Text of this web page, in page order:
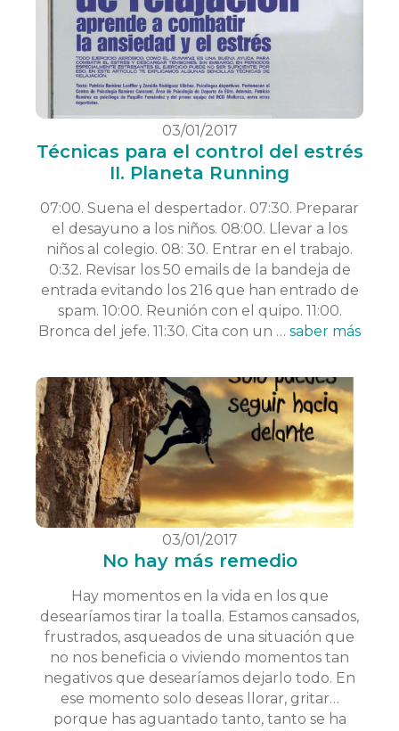
03/01/2017
Técnicas para el control del estrés
II. Planeta Running
07:00. Suena el despertador. 07:30. Preparar
el desayuno a los niños. 08:00. Llevar a los
niños al colegio. 08: 30. Entrar en el trabajo.
0:32. Revisar los 50 emails de la bandeja de
entrada evitando los 216 que han entrado de
spam. 10:00. Reunión con el quipo. 11:00.
Bronca del jefe. 11:30. Cita con un … saber más
03/01/2017
No hay más remedio
Hay momentos en la vida en los que
desearíamos tirar la toalla. Estamos cansados,
frustrados, asqueados de una situación que
no nos beneficia o viviendo momentos tan
negativos que desearíamos dejarlo todo. En
ese momento solo deseas llorar, gritar…
porque has aguantado tanto, tanto se ha